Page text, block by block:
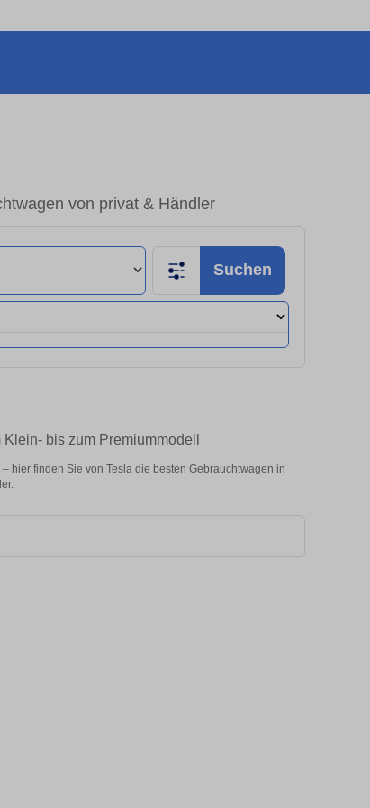
von privat & Händler
Suchen
bis zum Premiummodell
hier finden Sie von Tesla die besten Gebrauchtwagen in